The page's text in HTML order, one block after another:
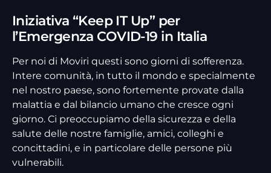
Iniziativa “Keep IT Up” per
l’Emergenza COVID-19 in Italia
Per noi di Moviri questi sono giorni di sofferenza.
Intere comunità, in tutto il mondo e specialmente
nel nostro paese, sono fortemente provate dalla
malattia e dal bilancio umano che cresce ogni
giorno. Ci preoccupiamo della sicurezza e della
salute delle nostre famiglie, amici, colleghi e
concittadini, e in particolare delle persone più
vulnerabili.